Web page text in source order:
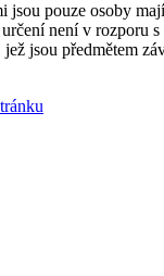
jsou pouze osoby
není v rozporu
jsou předmětem